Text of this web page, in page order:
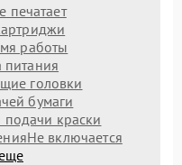
печатает
работы
головки
бумаги
краски
Не включается